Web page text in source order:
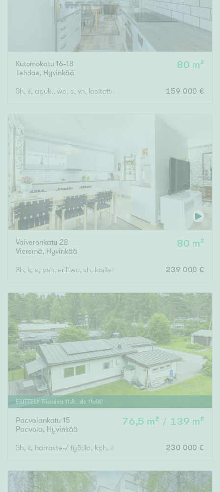
Kutomokatu 16-18
Tehdas, Hyvinkää
80 m²
3h, k, apuk., wc, s, vh, lasitettu parveke 159 000 €
Vaiveronkatu 28
Vieremä, Hyvinkää
80 m²
3h, k, s, psh, erill.wc, vh, lasitettu parveke 239 000 €
ESITTELY Tiistaina 11 .8. klo 14:00
Paavolankatu 15
Paavola, Hyvinkää
76,5 m² / 139 m²
3h, k, harraste-/ työtila, kph, khh, s, wc, vh, eteinen, varasto, at
230 000 €